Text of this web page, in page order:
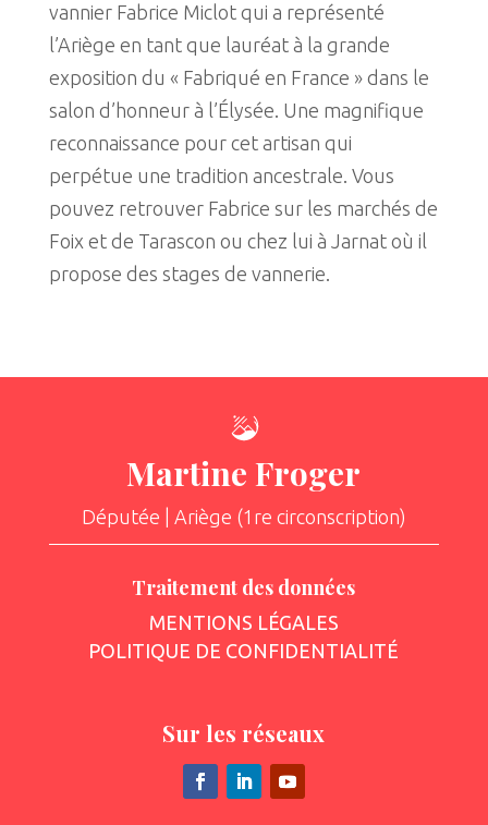
vannier Fabrice Miclot qui a représenté
l’Ariège en tant que lauréat à la grande
exposition du « Fabriqué en France » dans le
salon d’honneur à l’Élysée. Une magnifique
reconnaissance pour cet artisan qui
perpétue une tradition ancestrale. Vous
pouvez retrouver Fabrice sur les marchés de
Foix et de Tarascon ou chez lui à Jarnat où il
propose des stages de vannerie.
Martine Froger
Députée | Ariège (1re circonscription)
Traitement des données
MENTIONS LÉGALES
POLITIQUE DE CONFIDENTIALITÉ
Sur les réseaux